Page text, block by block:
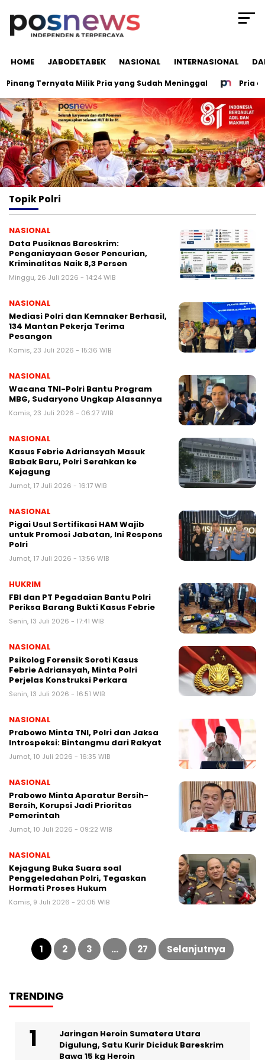
HOME JABODETABEK NASIONAL INTERNASIONAL
Ternyata Milik Pria yang Sudah Meninggal Pria di
TopikPolri
NASIONAL
Data Pusiknas Bareskrim:
Penganiayaan Geser Pencurian,
Kriminalitas Naik 8,3 Persen
Minggu, 26 Juli 2026 - 14:24 WIB
NASIONAL
Mediasi Polri dan Kemnaker Berhasil,
134 Mantan Pekerja Terima
Pesangon
Kamis, 23 Juli 2026 - 15:36 WIB
NASIONAL
Wacana TNI-Polri Bantu Program
MBG, Sudaryono Ungkap Alasannya
Kamis, 23 Juli 2026 - 06:27 WIB
NASIONAL
Kasus Febrie Adriansyah Masuk
Babak Baru, Polri Serahkan ke
Kejagung
Jumat, 17 Juli 2026 - 16:17 WIB
NASIONAL
Pigai Usul Sertifikasi HAM Wajib
untuk Promosi Jabatan, Ini Respons
Polri
Jumat, 17 Juli 2026 - 13:56 WIB
HUKRIM
FBI dan PT Pegadaian Bantu Polri
Periksa Barang Bukti Kasus Febrie
Senin, 13 Juli 2026 - 17:41 WIB
NASIONAL
Psikolog Forensik Soroti Kasus
Febrie Adriansyah, Minta Polri
Perjelas Konstruksi Perkara
Senin, 13 Juli 2026 - 16:51 WIB
NASIONAL
Prabowo Minta TNI, Polri dan Jaksa
Introspeksi: Bintangmu dari Rakyat
Jumat, 10 Juli 2026 - 16:35 WIB
NASIONAL
Prabowo Minta Aparatur Bersih-
Bersih, Korupsi Jadi Prioritas
Pemerintah
Jumat, 10 Juli 2026 - 09:22 WIB
NASIONAL
Kejagung Buka Suara soal
Penggeledahan Polri, Tegaskan
Hormati Proses Hukum
Kamis, 9 Juli 2026 - 20:05 WIB
Paginasi
pos
1 2 3 … 27 Selanjutnya
TRENDING
Jaringan Heroin Sumatera Utara
Digulung, Satu Kurir Diciduk Bareskrim
Bawa 15 kg Heroin